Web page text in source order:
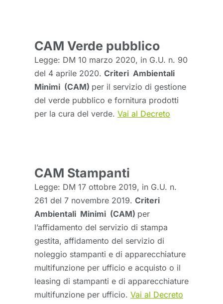
CAM Verde pubblico
Legge: DM 10 marzo 2020, in G.U. n. 90
del 4 aprile 2020. Criteri Ambientali
Minimi (CAM) per il servizio di gestione
del verde pubblico e fornitura prodotti
per la cura del verde. Vai al Decreto
CAM Stampanti
Legge: DM 17 ottobre 2019, in G.U. n.
261 del 7 novembre 2019. Criteri
Ambientali Minimi (CAM) per
l’affidamento del servizio di stampa
gestita, affidamento del servizio di
noleggio stampanti e di apparecchiature
multifunzione per ufficio e acquisto o il
leasing di stampanti e di apparecchiature
multifunzione per ufficio. Vai al Decreto